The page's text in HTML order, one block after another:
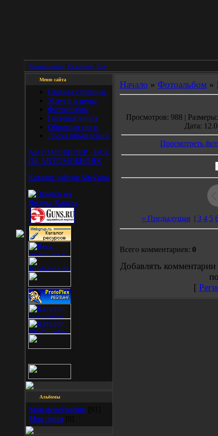
Главная страница Регистрация Вход
Меню сайта
Главная страница
Услуги и цены
Фотоальбом
Гостевая книга
Обратная связь
Доска объявлений
АВТОМОБИЛЕР - ВСЕ
ОБ АВТОМОБИЛЯХ
Каталог сайтов SiteZona
Альбомы
Мои фотографии
Моя семья
Начало » Фотоальбом »
Просмотров: 988 |
Дата:
Просмотреть
« Предыдущая | 3 4 5
Всего комментариев: 0
Добавлять
[